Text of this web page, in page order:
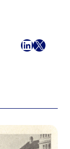
LinkedIn
X 电子邮件